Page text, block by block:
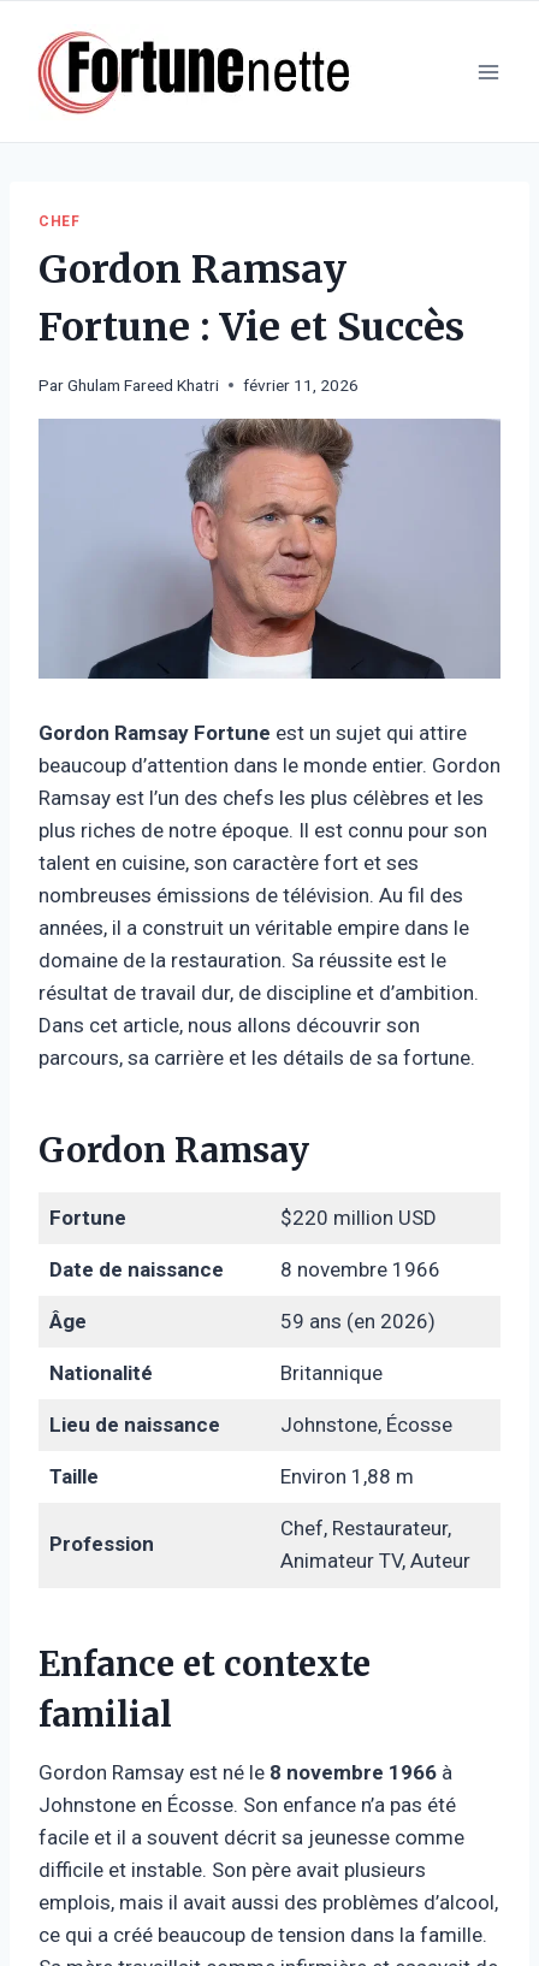
contenu
CHEF
Gordon Ramsay
Fortune : Vie et Succès
ParGhulam Fareed Khatri février 11, 2026
Gordon Ramsay Fortune est un sujet qui attire
beaucoup d’attention dans le monde entier. Gordon
Ramsay est l’un des chefs les plus célèbres et les
plus riches de notre époque. Il est connu pour son
talent en cuisine, son caractère fort et ses
nombreuses émissions de télévision. Au fil des
années, il a construit un véritable empire dans le
domaine de la restauration. Sa réussite est le
résultat de travail dur, de discipline et d’ambition.
Dans cet article, nous allons découvrir son
parcours, sa carrière et les détails de sa fortune.
Gordon Ramsay
Fortune $220 million USD
Date de naissance 8 novembre 1966
Âge 59 ans (en 2026)
Nationalité Britannique
Lieu de naissance Johnstone, Écosse
Taille Environ 1,88 m
Profession
Chef, Restaurateur,
Animateur TV, Auteur
Enfance et contexte
familial
Gordon Ramsay est né le 8 novembre 1966 à
Johnstone en Écosse. Son enfance n’a pas été
facile et il a souvent décrit sa jeunesse comme
difficile et instable. Son père avait plusieurs
emplois, mais il avait aussi des problèmes d’alcool,
ce qui a créé beaucoup de tension dans la famille.